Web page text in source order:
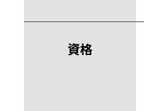
資格